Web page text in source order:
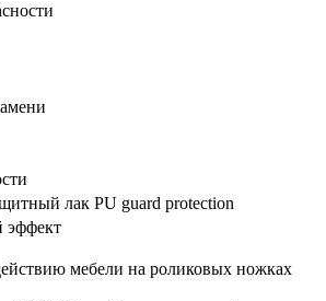
лак PU guard protection
эффект
мебели на роликовых ножках